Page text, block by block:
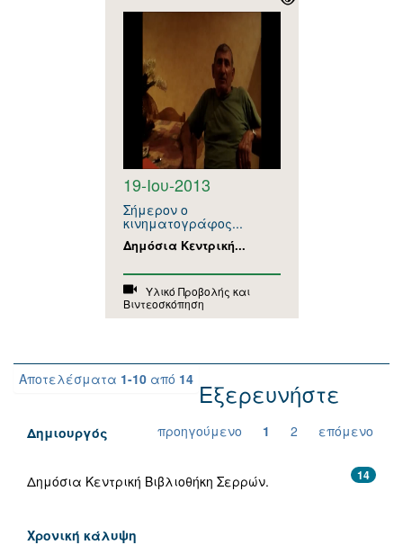
19-Ιου-2013
Σήμερον ο
κινηματογράφος...
Δημόσια Κεντρική...
Υλικό Προβολής και
Βιντεοσκόπηση
Αποτελέσματα 1-10 από 14
προηγούμενο 1 2 επόμενο
Εξερευνήστε
Δημιουργός
14
Δημόσια Κεντρική Βιβλιοθήκη Σερρών.
Χρονική κάλυψη